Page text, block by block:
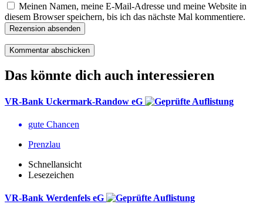
Meinen Namen, meine E-Mail-Adresse und meine Website in
diesem Browser speichern, bis ich das nächste Mal kommentiere.
Rezension absenden
Das könnte dich auch interessieren
VR-Bank Uckermark-Randow eG
gute Chancen
Prenzlau
Schnellansicht
Lesezeichen
VR-Bank Werdenfels eG